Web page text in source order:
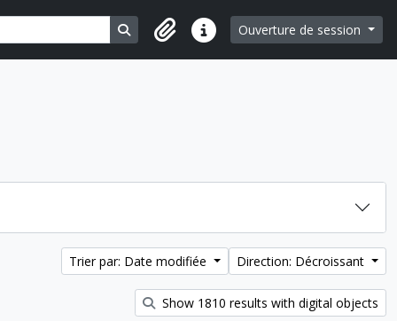
Search in browse page
Liens rapidesOuverture de session
Trier par: Date modifiée Direction: Décroissant
Show 1810 results with digital objects